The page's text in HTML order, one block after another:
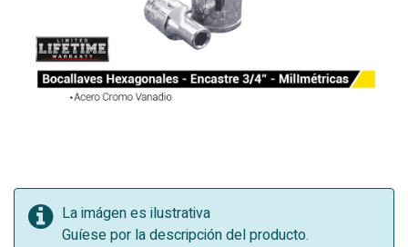
La imágen es ilustrativa
Guíese por la descripción del producto.